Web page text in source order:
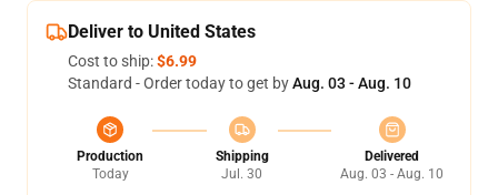
Deliver to United States
Cost to ship:$6.99
Standard - Order today to get byAug. 03 - Aug. 10
Production
Today
Shipping
Jul. 30
Delivered
Aug. 03 - Aug. 10